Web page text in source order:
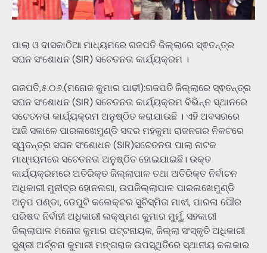
ପାଲା ଓ ଦାସକାଠିଆ ମାଧ୍ୟମରେ ଗଜପତି ଜିଲ୍ଲାରେ ସ୍ଵତନ୍ତ୍ର
ସଘନ ସଂଶୋଧନ (SIR) ସଚେତନତା କାର୍ଯ୍ୟକ୍ରମ ।
ଗଜପତି,୫.୦୬.(ମନୋଜ କୁମାର ପାଢୀ):ଗଜପତି ଜିଲ୍ଲାରେ ସ୍ଵତନ୍ତ୍ର
ସଘନ ସଂଶୋଧନ (SIR) ସଚେତନତା କାର୍ଯ୍ୟକ୍ରମ ବିଭିନ୍ନ ସ୍ଥାନରେ
ସଚେତନତା କାର୍ଯ୍ୟକ୍ରମ ଅନୁଷ୍ଠିତ କରାଯାଉଛି । ଏହି ଅବସରରେ
ଆଜି ସକାଳେ ପାରଳାଖେମୁଣ୍ଡି ସଦର ମହକୁମା ରାଜନଗର ନିକଟରେ
ସ୍ୱତନ୍ତ୍ର ସଘନ ସଂଶୋଧନ (SIR)ସଚେତନତା ପାଲା ନାଟକ
ମାଧ୍ୟ୍ୟମରେ ସଚେତନତା ଅନୁଷ୍ଠିତ ହୋଇଯାଇଛି। ଉକ୍ତ
କାର୍ଯ୍ୟକ୍ରମରେ ଅତିରିକ୍ତ ଜିଲ୍ଲାପାଳ ତଥା ଅତିରିକ୍ତ ନିର୍ବାଚନ
ଅଧିକାରୀ ମୁନୀଦ୍ର ହୋନନାଗା, ଉପଜିଲ୍ଲାପାଳ ପାରଳାଖେମୁଣ୍ଡି
ଅନୁପ ପଣ୍ଡା, ଡେପୁଟି କଲେକ୍ଟର ସୁଚିସ୍ମିତା ମାଝୀ, ପାରଳା ପୌର
ପରିଷଦ ନିର୍ବାହୀ ଅଧିକାରୀ ଲକ୍ଷ୍ମଣ କୁମାର ମୁର୍ମୁ, ସହକାରୀ
ଜିଲ୍ଲାପାଳ ମନୋଜ କୁମାର ପଟ୍ଟନାୟକ, ଜିଲ୍ଲା ସଂସ୍କୃତି ଅଧିକାରୀ
ସୁଶ୍ରୀ ଅର୍ଚ୍ଚନା କୁମାରୀ ମଙ୍ଗରାଜ ଉପସ୍ଥିତିରେ ସ୍ଥାନୀୟ କଳାକାର